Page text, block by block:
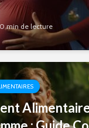
min de lecture